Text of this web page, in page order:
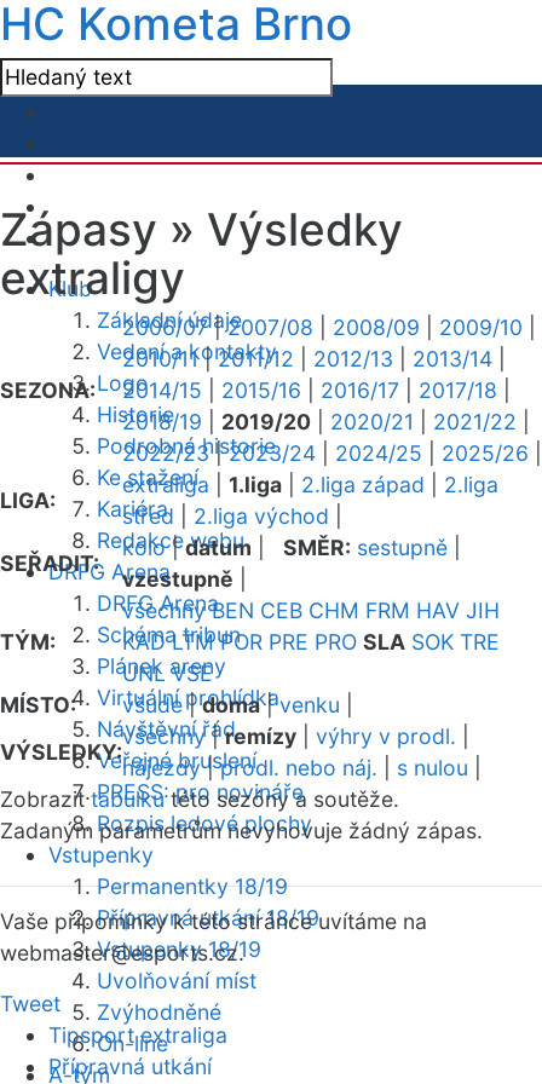
HC Kometa Brno
Klub
Základní údaje
Vedení a kontakty
Logo
Historie
Podrobná historie
Ke stažení
Kariéra
Redakce webu
DRFG Arena
DRFG Arena
Schéma tribun
Plánek areny
Virtuální prohlídka
Návštěvní řád
Veřejné bruslení
PRESS: pro novináře
Rozpis ledové plochy
Vstupenky
Permanentky 18/19
Přípravná utkání 18/19
Vstupenky 18/19
Uvolňování míst
Zvýhodněné
On-line
A-tým
Zápasy » Výsledky
extraligy
SEZONA:
2006/07|2007/08 2008/09 2009/10
2010/11|2011/12 2012/13 2013/14
2014/15
2015/16 2016/17 2017/18
2018/19
2019/20 2020/21 2021/22
2022/23|2023/24 2024/25 2025/26
LIGA:
extraliga 1.liga 2.liga západ
2.liga
střed
2.liga východ
SEŘADIT:
kolo|datum SMĚR: sestupně
vzestupně
TÝM:
všechny BEN CEB CHM FRM HAV JIH
KAD LTM POR PRE PRO SLA SOK TRE
UNL VSE
MÍSTO:
všude|doma|venku
VÝSLEDKY:
všechny|remízy výhry v prodl.
nájezdy|prodl. nebo náj. s nulou
Zobrazittabulkutéto sezóny a soutěže.
Zadaným parametrům nevyhovuje žádný zápas.
Vaše připomínky k této stránce uvítáme na
webmaster@esports.cz.
Tweet
Tipsport extraliga
Přípravná utkání